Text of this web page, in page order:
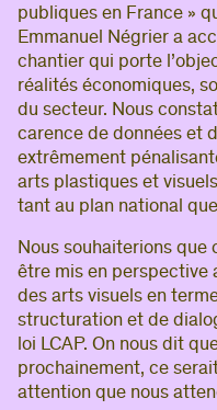
publiques en France »
Emmanuel Négrier a
chantier qui porte
réalités économiques,
du secteur. Nous
carence de données et
extrêmement
arts plastiques et
tant au plan national
Nous souhaiterions que
être mis en perspective
des arts visuels en
structuration et de
loi LCAP. On nous dit
prochainement, ce
attention que nous